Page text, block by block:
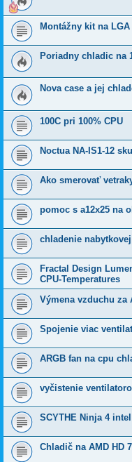
Montážny kit na
Poriadny chladic na
Nova case a jej
100C pri 100% CPU
Noctua NA-IS1-12
Ako smerovať
pomoc s a12x25 na
chladenie
Fractal Design
CPU-Temperatures
Výmena vzduchu za
Spojenie viac
ARGB fan na cpu
vyčistenie
SCYTHE Ninja 4
Chladič na AMD HD